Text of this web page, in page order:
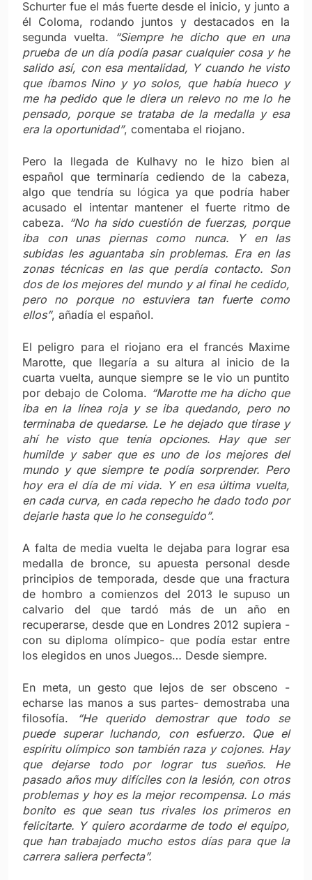
Schurter fue el más fuerte desde el inicio, y junto a
él Coloma, rodando juntos y destacados en la
segunda vuelta.
“Siempre he dicho que en una
prueba de un día podía pasar cualquier cosa y he
salido así, con esa mentalidad, Y cuando he visto
que íbamos Nino y yo solos, que había hueco y
me ha pedido que le diera un relevo no me lo he
pensado, porque se trataba de la medalla y esa
era la oportunidad”, comentaba el riojano.
Pero la llegada de Kulhavy no le hizo bien al
español que terminaría cediendo de la cabeza,
algo que tendría su lógica ya que podría haber
acusado el intentar mantener el fuerte ritmo de
cabeza. “No ha sido cuestión de fuerzas, porque
iba con unas piernas como nunca. Y en las
subidas les aguantaba sin problemas. Era en las
zonas técnicas en las que perdía contacto. Son
dos de los mejores del mundo y al final he cedido,
pero no porque no estuviera tan fuerte como
ellos”, añadía el español.
El peligro para el riojano era el francés Maxime
Marotte, que llegaría a su altura al inicio de la
cuarta vuelta, aunque siempre se le vio un puntito
por debajo de Coloma. “Marotte me ha dicho que
iba en la línea roja y se iba quedando, pero no
terminaba de quedarse. Le he dejado que tirase y
ahí he visto que tenía opciones. Hay que ser
humilde y saber que es uno de los mejores del
mundo y que siempre te podía sorprender. Pero
hoy era el día de mi vida. Y en esa última vuelta,
en cada curva, en cada repecho he dado todo por
dejarle hasta que lo he conseguido”.
A falta de media vuelta le dejaba para lograr esa
medalla de bronce, su apuesta personal desde
principios de temporada, desde que una fractura
de hombro a comienzos del 2013 le supuso un
calvario del que tardó más de un año en
recuperarse, desde que en Londres 2012 supiera -
con su diploma olímpico- que podía estar entre
los elegidos en unos Juegos… Desde siempre.
En meta, un gesto que lejos de ser obsceno -
echarse las manos a sus partes- demostraba una
filosofía.
“He querido demostrar que todo se
puede superar luchando, con esfuerzo. Que el
espíritu olímpico son también raza y cojones. Hay
que dejarse todo por lograr tus sueños. He
pasado años muy difíciles con la lesión, con otros
problemas y hoy es la mejor recompensa. Lo más
bonito es que sean tus rivales los primeros en
felicitarte. Y quiero acordarme de todo el equipo,
que han trabajado mucho estos días para que la
carrera saliera perfecta”.